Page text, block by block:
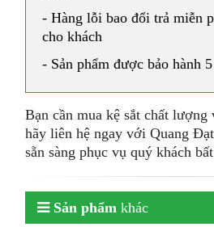
- Hàng lỗi bao đổi trả miễn
cho khách
- Sản phẩm được bảo hành
Bạn cần mua kệ sắt chất
hãy liên hệ ngay với Quang
sẵn sàng phục vụ quý khách
Sản phẩm khác